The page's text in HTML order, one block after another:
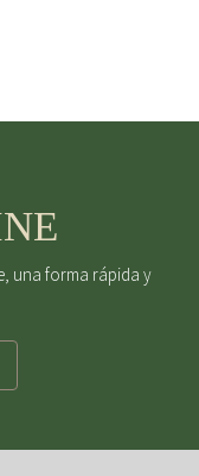
una forma rápida y